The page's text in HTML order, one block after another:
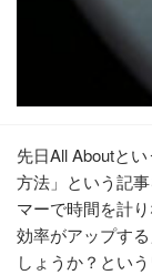
先日All Aboutと
方法」という記
マーで時間を計
効率がアップす
しょうか？とい